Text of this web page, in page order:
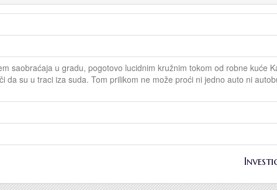
saobraćaja u gradu, pogotovo lucidnim kružnim tokom od robne kuće
da su u traci iza suda. Tom prilikom ne može proći ni jedno auto ni